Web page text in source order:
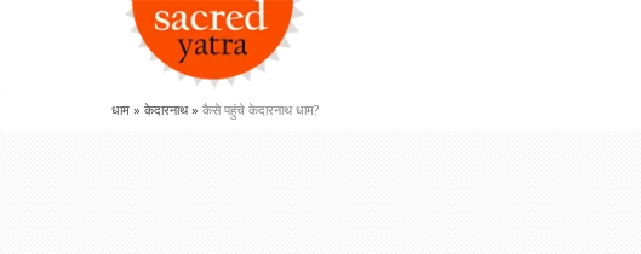
धाम » केदारनाथ» कैसे पहुंचे केदारनाथ धाम?